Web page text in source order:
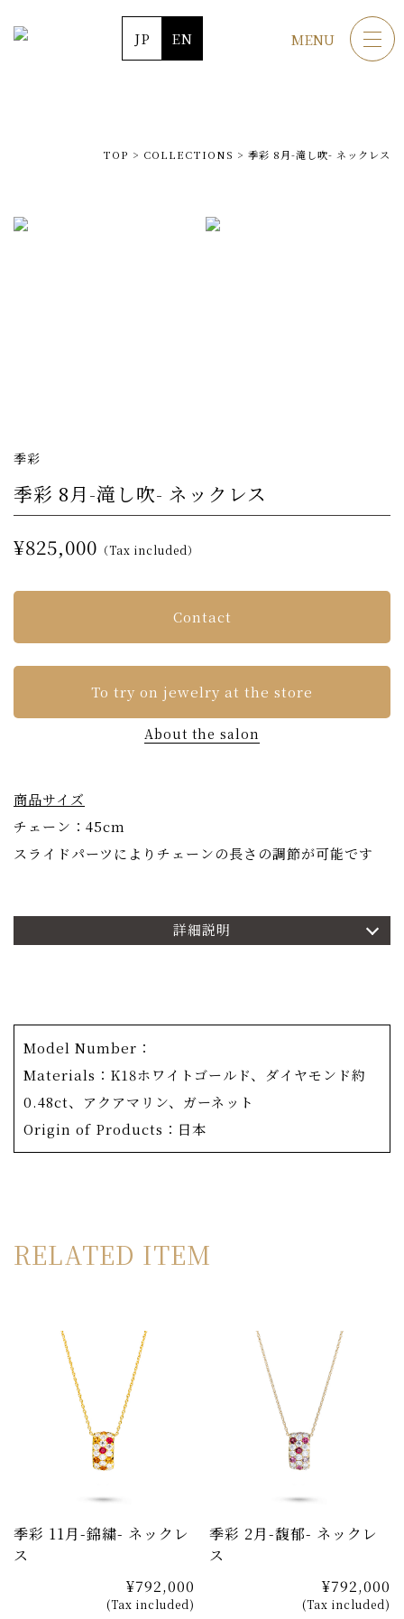
JP EN MENU
TOP > COLLECTIONS > 季彩 8月-滝し吹- ネックレス
季彩
季彩 8月-滝し吹- ネックレス
¥825,000 （Tax included）
Contact
To try on jewelry at the store
About the salon
詳細説明
商品サイズ
チェーン：45cm
スライドパーツによりチェーンの長さの調節が可能です
色、グリーンガーネットの緑で木々、草の夏の色合いを表
現しています。
原色だけでなく、淡いカラーストーンを配置してゆくこと
でなじみの良い優しい仕上がりに。
なく、日本の四季の彩りで一年を表現したOKURADOこ
Model Number：
Materials：K18ホワイトゴールド、ダイヤモンド約
0.48ct、アクアマリン、ガーネット
Origin of Products：日本
RELATED ITEM
季彩 11月-錦繍- ネックレ
ス
¥792,000
(Tax included)
季彩 2月-馥郁- ネックレ
ス
¥792,000
(Tax included)